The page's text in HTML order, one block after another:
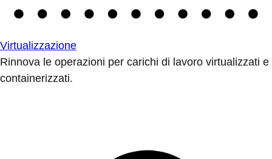
Virtualizzazione
Rinnova le operazioni per carichi di lavoro virtualizzati e
containerizzati.